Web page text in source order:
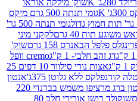
שוק' מילקה אוראו
גומי תנתה 500 גרם מיקס
גומי תנתה 500 גר'
גרם
לקקני מיני
158 גרם
שוק'
1 ק"ג
cremo וופל
אצות נורי סילוור 10 דפים 25
גלוטן 375ג'
אנטון
אנטון ברג מרציפן משמש בברנדי 220
שוקולד רושן אורירי חלב 80